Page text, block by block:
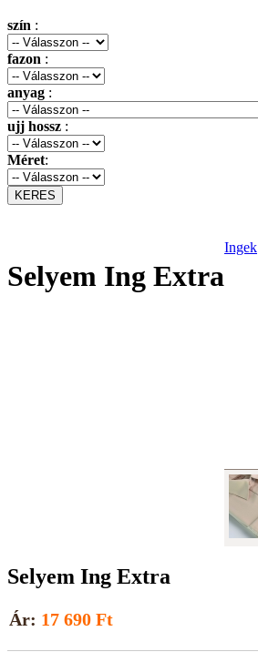
szín :
fazon :
anyag :
ujj hossz :
Méret:
Selyem Ing Extra
Ingek
Selyem Ing Extra
Ár: 17 690 Ft